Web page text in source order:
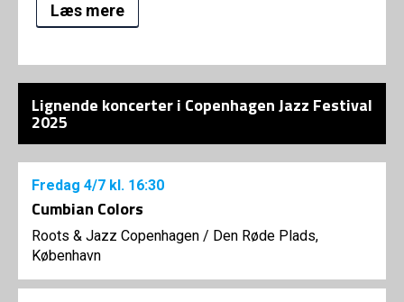
Læs mere
Lignende koncerter i Copenhagen Jazz Festival
2025
Fredag 4/7 kl. 16:30
Cumbian Colors
Roots & Jazz Copenhagen / Den Røde Plads,
København